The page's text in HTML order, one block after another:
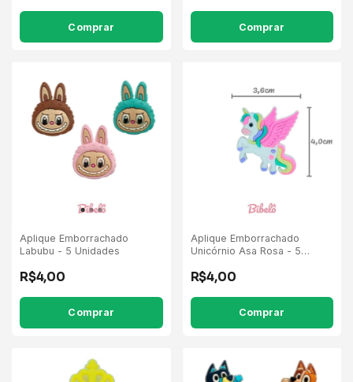
Comprar
Aplique Emborrachado
Labubu - 5 Unidades
R$4,00
Comprar
Aplique Emborrachado
Unicórnio Asa Rosa - 5
R$4,00